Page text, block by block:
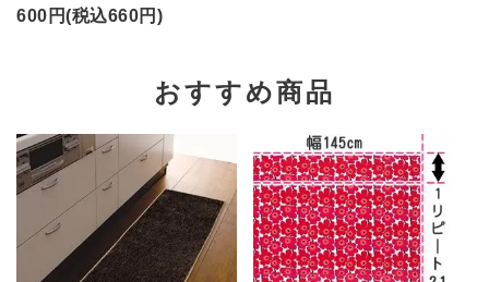
600円(税込660円)
おすすめ商品